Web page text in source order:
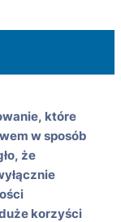
które
w sposób
że
korzyści